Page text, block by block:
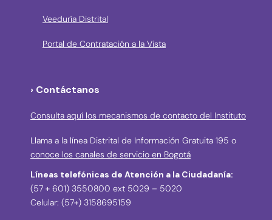
Veeduría Distrital
Portal de Contratación a la Vista
› Contáctanos
Consulta aquí los mecanismos de contacto del Instituto
Llama a la línea Distrital de Información Gratuita 195 o
conoce los canales de servicio en Bogotá
Líneas telefónicas de Atención a la Ciudadanía:
(57 + 601) 3550800 ext 5029 – 5020
Celular: (57+) 3158695159